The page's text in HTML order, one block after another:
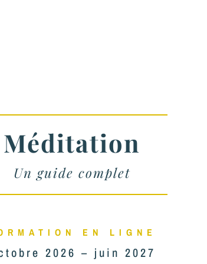
Méditation
Un guide complet
EN LIGNE
2026 – juin 2027